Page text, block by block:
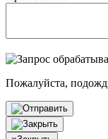
Пожалуйста,